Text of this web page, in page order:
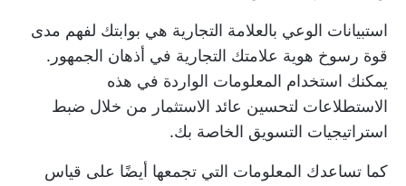
استبيانات الوعي بالعلامة التجارية هي بوابتك لفهم مدى
قوة رسوخ هوية علامتك التجارية في أذهان الجمهور.
يمكنك استخدام المعلومات الواردة في هذه
الاستطلاعات لتحسين عائد الاستثمار من خلال ضبط
استراتيجيات التسويق الخاصة بك.
كما تساعدك المعلومات التي تجمعها أيضًا على قياس